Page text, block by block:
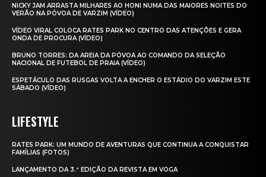
NICKY JAM ARRASTA MILHARES AO HONI NUMA DAS MAIORES NOITES DO
VERÃO NA PÓVOA DE VARZIM (VÍDEO)
VÍDEO VIRAL COLOCA RATES PARK NO CENTRO DAS ATENÇÕES E GERA
ONDA DE PROCURA (VÍDEO)
BRUNO TORRES: DA AREIA DA PÓVOA AO COMANDO DA SELEÇÃO
NACIONAL DE FUTEBOL DE PRAIA (VÍDEO)
ESPETÁCULO DAS RUSGAS VOLTA A ENCHER O ESTÁDIO DO VARZIM ESTE
SÁBADO (VÍDEO)
LIFESTYLE
RATES PARK: UM MUNDO DE AVENTURAS QUE CONTINUA A CONQUISTAR
FAMÍLIAS (FOTOS)
LANÇAMENTO DA 3.ª EDIÇÃO DA REVISTA EM VOGA